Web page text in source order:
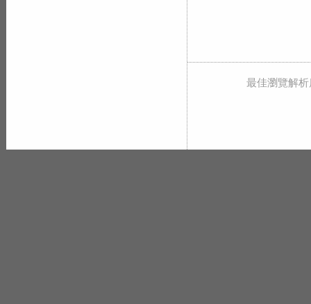
最佳瀏覽解